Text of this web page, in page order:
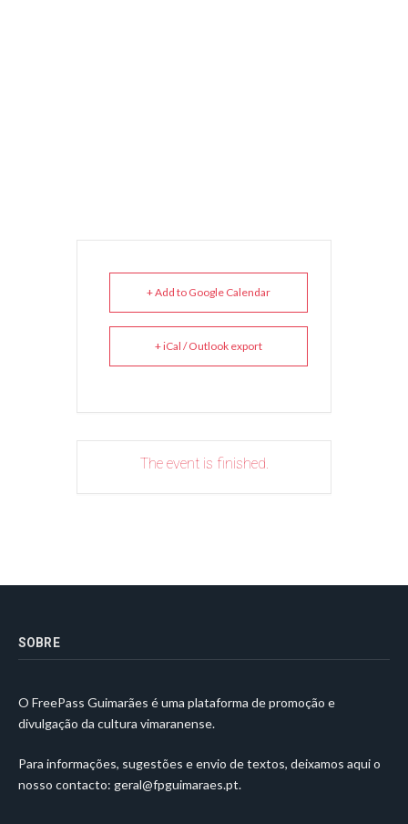
+ Add to Google Calendar
+ iCal / Outlook export
The event is finished.
SOBRE
O FreePass Guimarães é uma plataforma de promoção e
divulgação da cultura vimaranense.
Para informações, sugestões e envio de textos, deixamos aqui o
nosso contacto: geral@fpguimaraes.pt.